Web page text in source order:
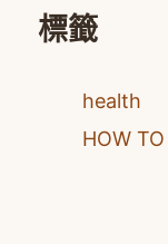
標籤
health
HOW TO